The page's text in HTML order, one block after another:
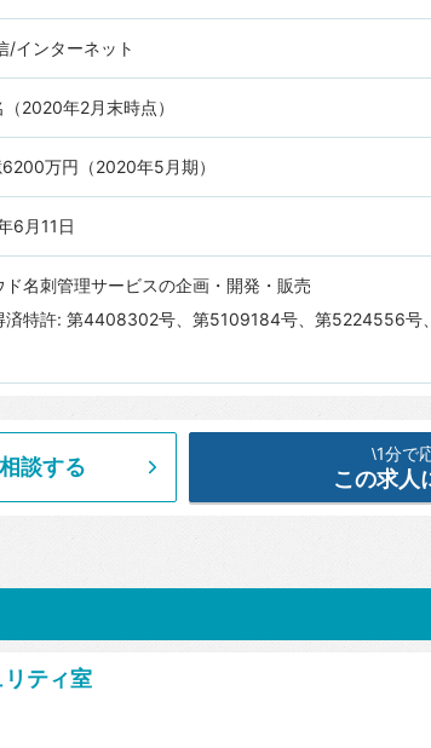
/インターネット
2020年2月末時点）
万円（2020年5月期）
6月11日
ド名刺管理サービスの企画・開発・販売
済特許: 第4408302号、第5109184号、第5224556
談する
\1分で
この求人
ティ室